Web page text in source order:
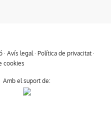
· Avís legal· Política de privacitat·
cookies
Amb el suport de: